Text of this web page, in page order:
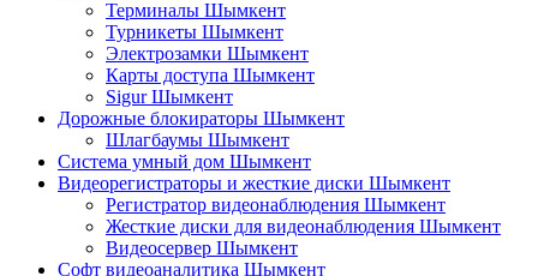
Терминалы Шымкент
Турникеты Шымкент
Электрозамки Шымкент
Карты доступа Шымкент
Sigur Шымкент
Дорожные блокираторы Шымкент
Шлагбаумы Шымкент
Система умный дом Шымкент
Видеорегистраторы и жесткие диски Шымкент
Регистратор видеонаблюдения Шымкент
Жесткие диски для видеонаблюдения Шымкент
Видеосервер Шымкент
Софт видеоаналитика Шымкент